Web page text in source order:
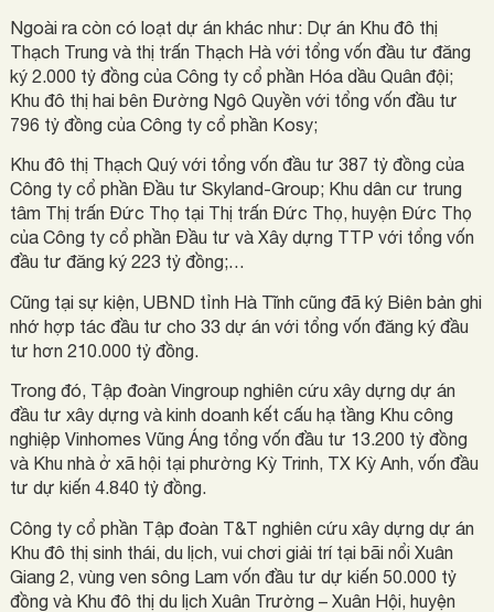
Ngoài ra còn có loạt dự án khác như: Dự án Khu đô thị
Thạch Trung và thị trấn Thạch Hà với tổng vốn đầu tư đăng
ký 2.000 tỷ đồng của Công ty cổ phần Hóa dầu Quân đội;
Khu đô thị hai bên Đường Ngô Quyền với tổng vốn đầu tư
796 tỷ đồng của Công ty cổ phần Kosy;
Khu đô thị Thạch Quý với tổng vốn đầu tư 387 tỷ đồng của
Công ty cổ phần Đầu tư Skyland-Group; Khu dân cư trung
tâm Thị trấn Đức Thọ tại Thị trấn Đức Thọ, huyện Đức Thọ
của Công ty cổ phần Đầu tư và Xây dựng TTP với tổng vốn
đầu tư đăng ký 223 tỷ đồng;…
Cũng tại sự kiện, UBND tỉnh Hà Tĩnh cũng đã ký Biên bản ghi
nhớ hợp tác đầu tư cho 33 dự án với tổng vốn đăng ký đầu
tư hơn 210.000 tỷ đồng.
Trong đó, Tập đoàn Vingroup nghiên cứu xây dựng dự án
đầu tư xây dựng và kinh doanh kết cấu hạ tầng Khu công
nghiệp Vinhomes Vũng Áng tổng vốn đầu tư 13.200 tỷ đồng
và Khu nhà ở xã hội tại phường Kỳ Trinh, TX Kỳ Anh, vốn đầu
tư dự kiến 4.840 tỷ đồng.
Công ty cổ phần Tập đoàn T&T nghiên cứu xây dựng dự án
Khu đô thị sinh thái, du lịch, vui chơi giải trí tại bãi nổi Xuân
Giang 2, vùng ven sông Lam vốn đầu tư dự kiến 50.000 tỷ
đồng và Khu đô thị du lịch Xuân Trường – Xuân Hội, huyện